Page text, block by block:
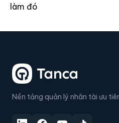
làm đó
Nền tảng quản lý nhân tài ưu